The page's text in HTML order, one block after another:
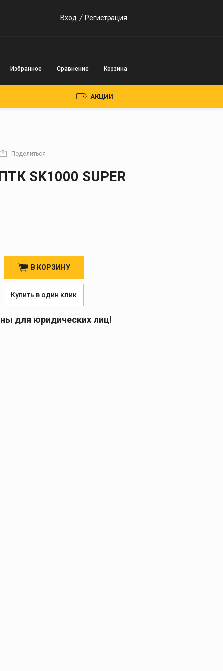
Вход Регистрация
Избранное Сравнение Корзина
устройства
Трансформаторного
АКЦИИ
Поделиться
SK1000 SUPER
В КОРЗИНУ
Купить в один клик
для юридических лиц!